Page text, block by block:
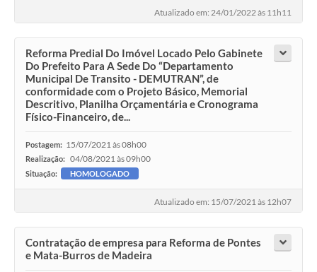
Atualizado em: 24/01/2022 às 11h11
Reforma Predial Do Imóvel Locado Pelo Gabinete
Do Prefeito Para A Sede Do “Departamento
Municipal De Transito - DEMUTRAN”, de
conformidade com o Projeto Básico, Memorial
Descritivo, Planilha Orçamentária e Cronograma
Físico-Financeiro, de...
Postagem: 15/07/2021 às 08h00
Realização: 04/08/2021 às 09h00
Situação: HOMOLOGADO
Atualizado em: 15/07/2021 às 12h07
Contratação de empresa para Reforma de Pontes
e Mata-Burros de Madeira